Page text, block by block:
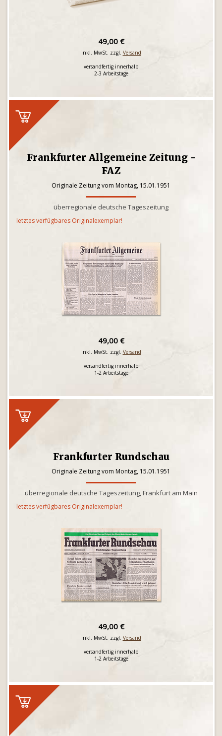
49,00 €
inkl. MwSt. zzgl. Versand
versandfertig innerhalb
2-3 Arbeitstage
Frankfurter Allgemeine Zeitung -
FAZ
Originale Zeitung vom Montag, 15.01.1951
überregionale deutsche Tageszeitung
letztes verfügbares Originalexemplar!
49,00 €
inkl. MwSt. zzgl. Versand
versandfertig innerhalb
1-2 Arbeitstage
Frankfurter Rundschau
Originale Zeitung vom Montag, 15.01.1951
überregionale deutsche Tageszeitung, Frankfurt am Main
letztes verfügbares Originalexemplar!
49,00 €
inkl. MwSt. zzgl. Versand
versandfertig innerhalb
1-2 Arbeitstage